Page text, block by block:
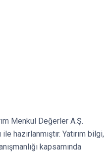
Menkul Değerler A.Ş.
hazırlanmıştır. Yatırım bilgi,
kapsamında